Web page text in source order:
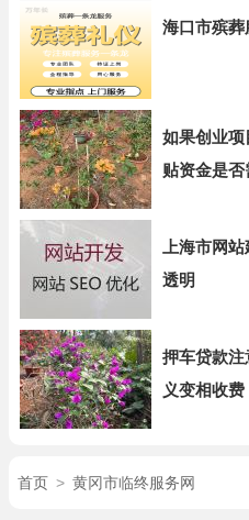
海口市殡葬
如果创业
贴资金是否
上海市网
透明
押车贷款注
义变相收费
首页 > 黄冈市临终服务网